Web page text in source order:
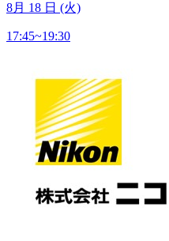
8月 18 日 (火)
17:45~19:30